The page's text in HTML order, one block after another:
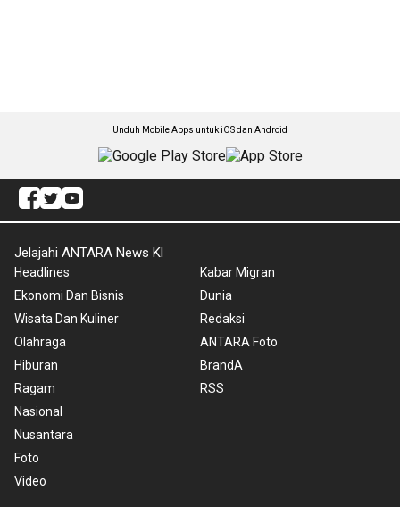
Unduh Mobile Apps untuk iOS dan Android
Jelajahi ANTARA News Kl
Headlines
Ekonomi Dan Bisnis
Wisata Dan Kuliner
Olahraga
Hiburan
Ragam
Nasional
Nusantara
Foto
Video
Kabar Migran
Dunia
Redaksi
ANTARA Foto
BrandA
RSS